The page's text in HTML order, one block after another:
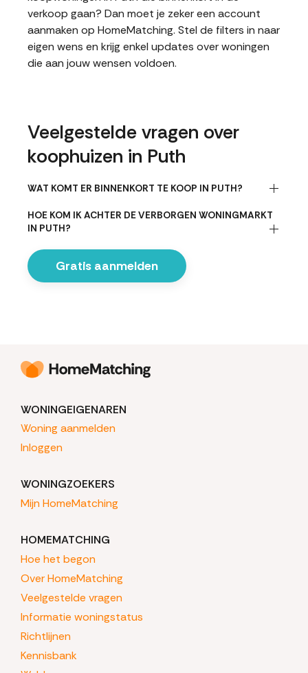
verkoop gaan? Dan moet je zeker een account
aanmaken op HomeMatching. Stel de filters in naar
eigen wens en krijg enkel updates over woningen
die aan jouw wensen voldoen.
Veelgestelde vragen over
koophuizen in Puth
WAT KOMT ER BINNENKORT TE KOOP IN PUTH?
HOE KOM IK ACHTER DE VERBORGEN WONINGMARKT
IN PUTH?
Gratis aanmelden
WONINGEIGENAREN
Woning aanmelden
Inloggen
WONINGZOEKERS
Mijn HomeMatching
HOMEMATCHING
Hoe het begon
Over HomeMatching
Veelgestelde vragen
Informatie woningstatus
Richtlijnen
Kennisbank